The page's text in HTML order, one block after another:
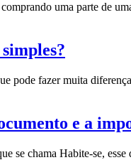
uma parte de
pode fazer muita
e a
se chama Habite-se, esse